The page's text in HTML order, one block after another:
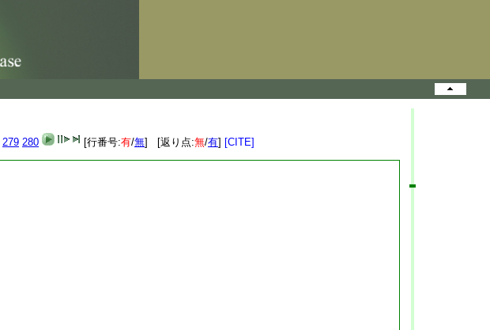
279 280 [行番号:有/無] [返り点:無/有] [CITE]